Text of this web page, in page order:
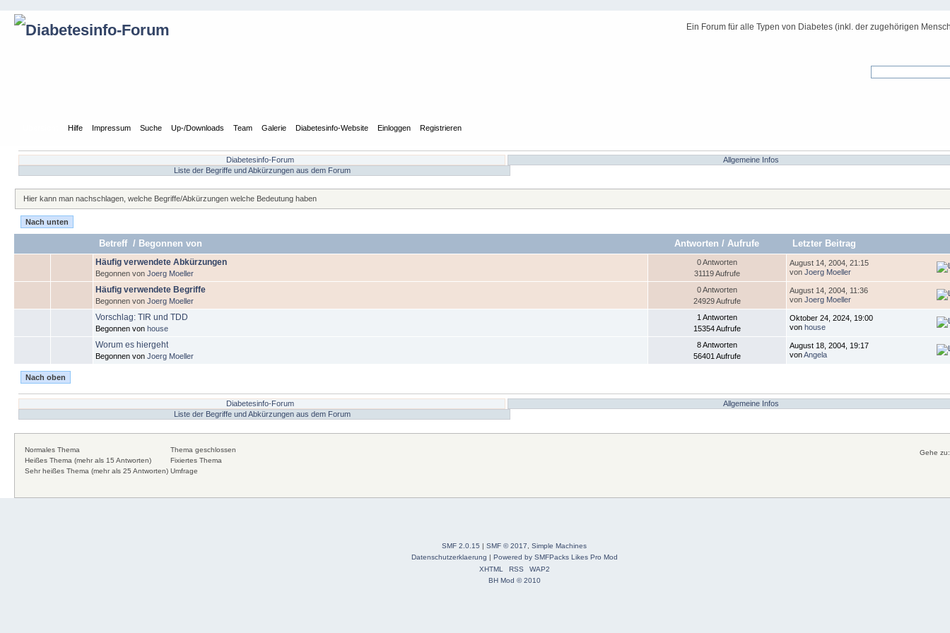
Ein Forum für alle Typen von Diabetes (inkl. der zugehörigen
Hilfe Impressum Suche Up-/Downloads Team Galerie Diabetesinfo-Website Einloggen Registrieren
Diabetesinfo-Forum
Allgemeine Infos
Liste der Begriffe und Abkürzungen aus dem Forum
Hier kann man nachschlagen, welche Begriffe/Abkürzungen welche Bedeutung haben
Nach unten
Betreff / Begonnen von Antworten / Aufrufe Letzter Beitrag
Häufig verwendete Abkürzungen
Begonnen von Joerg Moeller
0 Antworten
31119 Aufrufe
August 14, 2004, 21:15
von Joerg Moeller
Häufig verwendete Begriffe
Begonnen von Joerg Moeller
0 Antworten
24929 Aufrufe
August 14, 2004, 11:36
von Joerg Moeller
Vorschlag: TIR und TDD
Begonnen von house
1 Antworten
15354 Aufrufe
Oktober 24, 2024, 19:00
von house
Worum es hiergeht
Begonnen von Joerg Moeller
8 Antworten
56401 Aufrufe
August 18, 2004, 19:17
vonAngela
Nach oben
Diabetesinfo-Forum
Allgemeine Infos
Liste der Begriffe und Abkürzungen aus dem Forum
Gehe zu:
Normales Thema
Heißes Thema (mehr als 15 Antworten)
Sehr heißes Thema (mehr als 25 Antworten)
Thema geschlossen
Fixiertes Thema
Umfrage
SMF 2.0.15 SMF © 2017, Simple Machines
Datenschutzerklaerung
Powered by SMFPacks Likes Pro Mod
XHTML
RSS
WAP2
BH Mod © 2010